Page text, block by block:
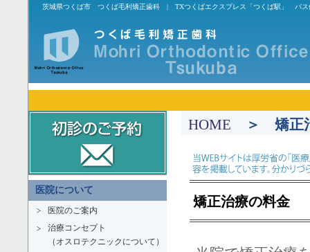
茨城県つくば市 つくば毛利矯正歯科 | TXつくばエクスプレス「つくば駅」 バス
HOME ＞ 矯正
矯正治療の料金
医院について
医院のご案内
治療コンセプト
（オスロテクニックについて）